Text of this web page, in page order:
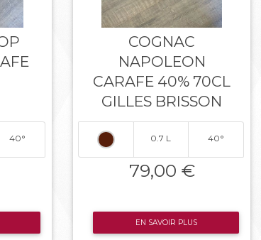
40°
COGNAC
NAPOLEON
CARAFE 40% 70CL
GILLES BRISSON
0.7 L 40°
79,00 €
EN SAVOIR PLUS